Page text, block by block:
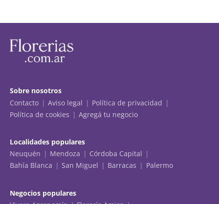
Sobre nosotros
Contacto
Aviso legal
Política de privacidad
Política de cookies
Agregá tu negocio
Localidades populares
Neuquén
Mendoza
Córdoba Capital
Bahía Blanca
San Miguel Barracas Palermo
Negocios populares